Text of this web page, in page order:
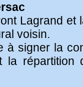
Lagrand et
voisin.
à signer la
la répartition